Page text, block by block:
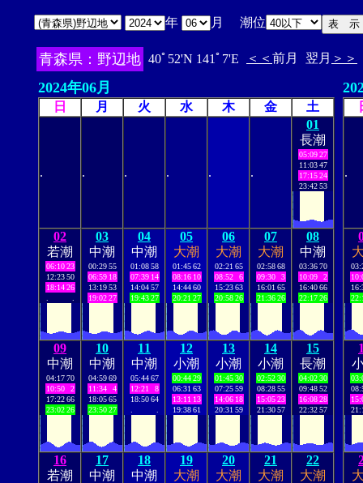
年 月 潮位
青森県：野辺地 40ﾟ52'N 141ﾟ7'E ＜＜ 前月 翌月 ＞＞
2024年06月
日 月 火 水 木 金 土
. . . . . .
01
長潮
05:09 27
11:03 47
17:15 24
23:42 53
02
若潮
06:10 23
12:23 50
18:14 26
03
中潮
00:29 55
06:59 18
13:19 53
19:02 27
04
中潮
01:08 58
07:39 14
14:04 57
19:43 27
05
大潮
01:45 62
08:16 10
14:44 60
20:21 27
06
大潮
02:21 65
08:52
6
15:23 63
20:58 26
07
大潮
02:58 68
09:30
3
16:01 65
21:36 26
08
中潮
03:36 70
10:09
2
16:40 66
22:17 26
09
中潮
04:17 70
10:50
2
17:22 66
23:02 26
10
中潮
04:59 69
11:34
4
18:05 65
23:50 27
11
中潮
05:44 67
12:21
8
18:50 64
12
小潮
00:44 29
06:31 63
13:11 13
19:38 61
13
小潮
01:45 30
07:25 59
14:06 18
20:31 59
14
小潮
02:52 30
08:28 55
15:05 23
21:30 57
15
長潮
04:02 30
09:48 52
16:08 28
22:32 57
16
若潮
17
中潮
18
中潮
19
大潮
20
大潮
21
大潮
22
大潮
.